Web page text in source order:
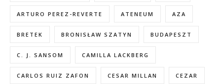
ARTURO PEREZ-REVERTE ATENEUM AZA
BRETEK BRONISŁAW SZATYN BUDAPESZT
C. J. SANSOM CAMILLA LACKBERG
CARLOS RUIZ ZAFON CESAR MILLAN CEZAR